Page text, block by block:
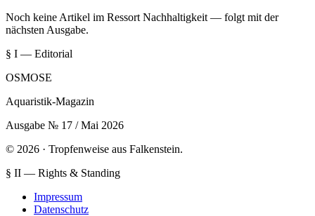
Noch keine Artikel im Ressort Nachhaltigkeit — folgt mit der
nächsten Ausgabe.
§ I — Editorial
OSMOSE
Aquaristik-Magazin
Ausgabe № 17 / Mai 2026
© 2026 · Tropfenweise aus Falkenstein.
§ II — Rights & Standing
Impressum
Datenschutz